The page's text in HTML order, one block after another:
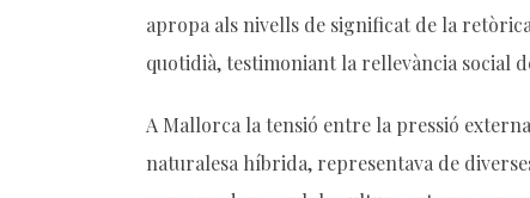
apropa als nivells de significat de la
quotidià, testimoniant la rellevància social
A Mallorca la tensió entre la pressió
naturalesa híbrida, representava de